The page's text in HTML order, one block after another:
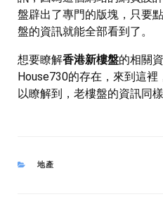
盤辟出了專門的版塊，只要
盤的資訊就能全部看到了。
想要瞭解香港新樓盤的相關
House730的存在，來到這
以瞭解到，老樓盤的資訊同樣
CATEGORIES
地產